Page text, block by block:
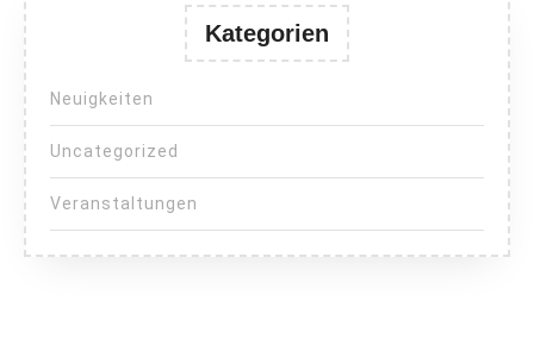
Kategorien
Neuigkeiten
Uncategorized
Veranstaltungen